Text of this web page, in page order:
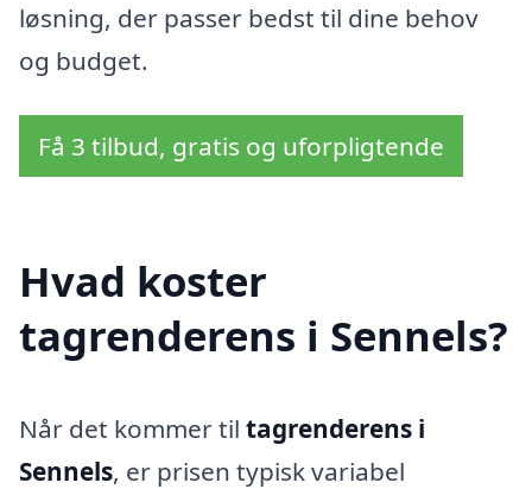
løsning, der passer bedst til dine behov
og budget.
Få 3 tilbud, gratis og uforpligtende
Hvad koster
tagrenderens i Sennels?
Når det kommer til tagrenderens i
Sennels, er prisen typisk variabel